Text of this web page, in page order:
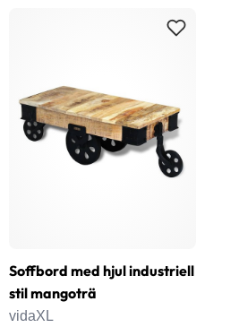
Soffbord med hjul industriell
stil mangoträ
vidaXL